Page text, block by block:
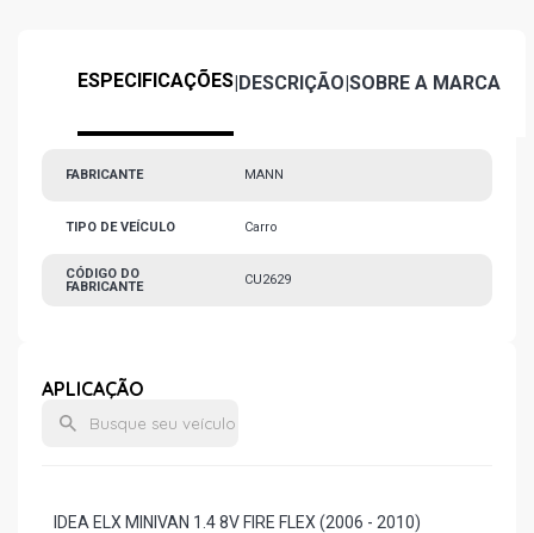
ESPECIFICAÇÕES|DESCRIÇÃO|SOBRE A MARCA
FABRICANTE MANN
TIPO DE VEÍCULO Carro
CÓDIGO DO
FABRICANTE
CU2629
APLICAÇÃO
IDEA ELX MINIVAN 1.4 8V FIRE FLEX (2006 - 2010)